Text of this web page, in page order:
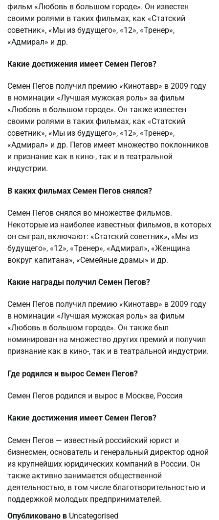
фильм «Любовь в большом городе». Он известен
своими ролями в таких фильмах, как «Статский
советник», «Мы из будущего», «12», «Тренер»,
«Адмирал» и др.
Какие достижения имеет Семен Пегов?
Семен Пегов получил премию «Кинотавр» в 2009 году
в номинации «Лучшая мужская роль» за фильм
«Любовь в большом городе». Он также известен
своими ролями в таких фильмах, как «Статский
советник», «Мы из будущего», «12», «Тренер»,
«Адмирал» и др. Пегов имеет множество поклонников
и признание как в кино-, так и в театральной
индустрии.
В каких фильмах Семен Пегов снялся?
Семен Пегов снялся во множестве фильмов.
Некоторые из наиболее известных фильмов, в которых
он сыграл, включают: «Статский советник», «Мы из
будущего», «12», «Тренер», «Адмирал», «Женщина
вокруг капитана», «Семейные драмы» и др.
Какие награды получил Семен Пегов?
Семен Пегов получил премию «Кинотавр» в 2009 году
в номинации «Лучшая мужская роль» за фильм
«Любовь в большом городе». Он также был
номинирован на множество других премий и получил
признание как в кино-, так и в театральной индустрии.
Где родился и вырос Семен Пегов?
Семен Пегов родился и вырос в Москве, Россия
Какие достижения имеет Семен Пегов?
Семен Пегов — известный российский юрист и
бизнесмен, основатель и генеральный директор одной
из крупнейших юридических компаний в России. Он
также активно занимается общественной
деятельностью, в том числе благотворительностью и
поддержкой молодых предпринимателей.
Опубликовано в Uncategorised